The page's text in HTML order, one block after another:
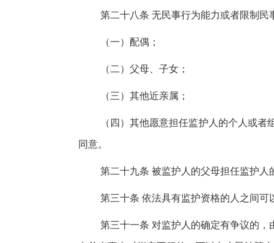
第二十八条 无民事行为能力或者限制
（一）配偶；
（二）父母、子女；
（三）其他近亲属；
（四）其他愿意担任监护人的个人或
同意。
第二十九条 被监护人的父母担任监护人
第三十条 依法具有监护资格的人之间
第三十一条 对监护人的确定有争议的